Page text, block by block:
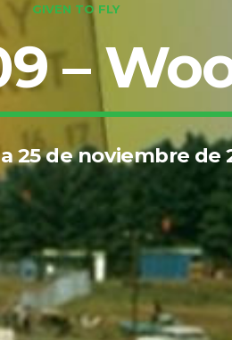
GIVEN TO FLY
–
25 de noviembre de